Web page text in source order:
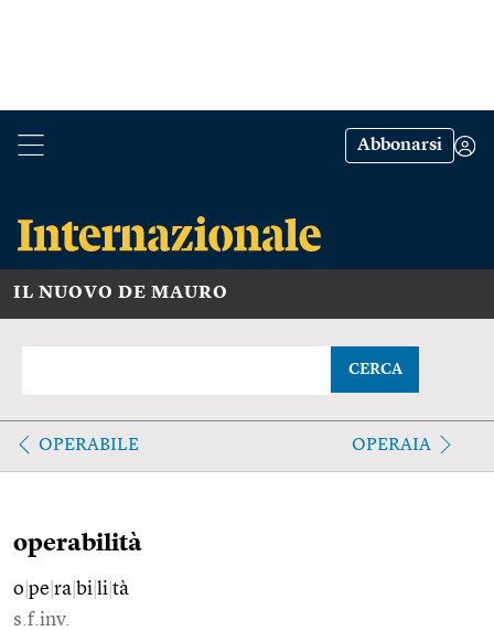
Abbonarsi
IL NUOVO DE MAURO
CERCA
OPERABILE OPERAIA
operabilità
o pe ra bi li tà
s.f.inv.